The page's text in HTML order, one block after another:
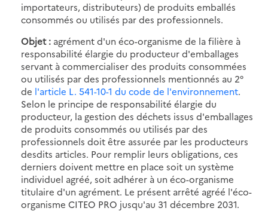
importateurs, distributeurs) de produits emballés
consommés ou utilisés par des professionnels.
Objet : agrément d'un éco-organisme de la filière à
responsabilité élargie du producteur d'emballages
servant à commercialiser des produits consommées
ou utilisés par des professionnels mentionnés au 2°
de l'article L. 541-10-1 du code de l'environnement.
Selon le principe de responsabilité élargie du
producteur, la gestion des déchets issus d'emballages
de produits consommés ou utilisés par des
professionnels doit être assurée par les producteurs
desdits articles. Pour remplir leurs obligations, ces
derniers doivent mettre en place soit un système
individuel agréé, soit adhérer à un éco-organisme
titulaire d'un agrément. Le présent arrêté agréé l'éco-
organisme CITEO PRO jusqu'au 31 décembre 2031.